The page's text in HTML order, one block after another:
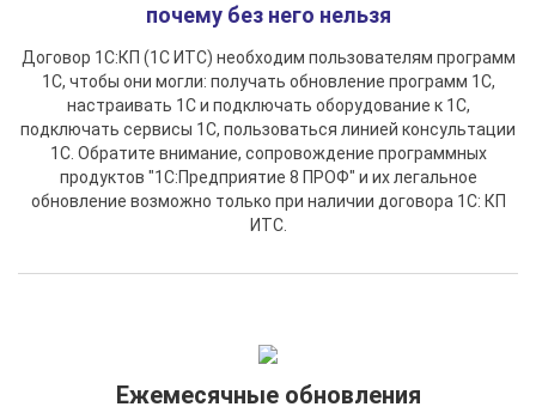
почему без него нельзя
Договор 1С:КП (1С ИТС) необходим пользователям программ
1С, чтобы они могли: получать обновление программ 1С,
настраивать 1С и подключать оборудование к 1С,
подключать сервисы 1С, пользоваться линией консультации
1С. Обратите внимание, сопровождение программных
продуктов "1С:Предприятие 8 ПРОФ" и их легальное
обновление возможно только при наличии договора 1С: КП
ИТС.
Ежемесячные обновления